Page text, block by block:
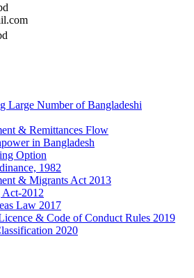
Large Number of Bangladeshi
& Remittances Flow
in Bangladesh
Option
1982
& Migrants Act 2013
2012
Law 2017
& Code of Conduct Rules 2019
2020